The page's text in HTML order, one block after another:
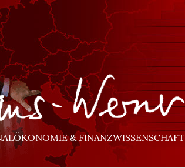
& FINANZWISSENSCHAFT